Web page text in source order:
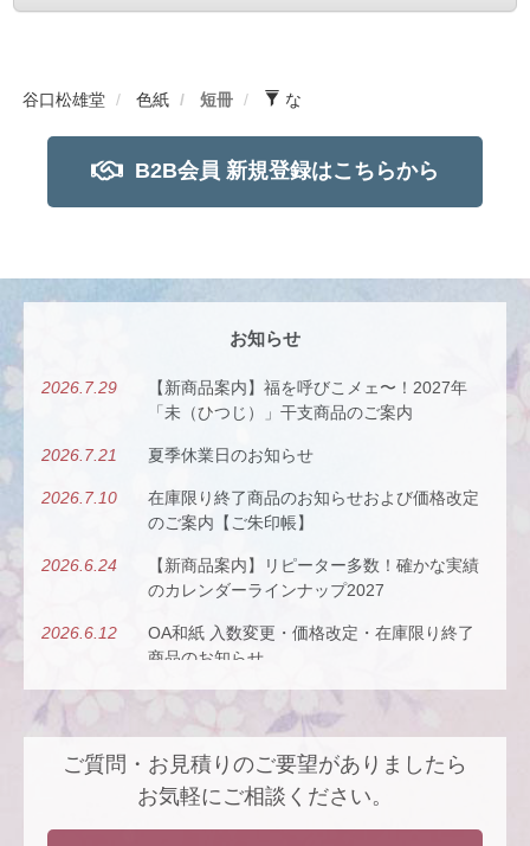
谷口松雄堂 色紙 短冊 な
B2B会員 新規登録はこちらから
お知らせ
2026.7.29
【新商品案内】福を呼びこメェ〜！2027年
「未（ひつじ）」干支商品のご案内
2026.7.21 夏季休業日のお知らせ
2026.7.10
在庫限り終了商品のお知らせおよび価格改定
のご案内【ご朱印帳】
2026.6.24
【新商品案内】リピーター多数！確かな実績
のカレンダーラインナップ2027
2026.6.12
OA和紙 入数変更・価格改定・在庫限り終了
商品のお知らせ
2026.5.26
にのせて。
2026.4.22
【新商品案内】派手すぎないがちょうどい
い、風も色も透ける、和紙の扇子
2026.4.16 大型連休休業日のお知らせ
ご質問・お見積りのご要望がありましたら
お気軽にご相談ください。